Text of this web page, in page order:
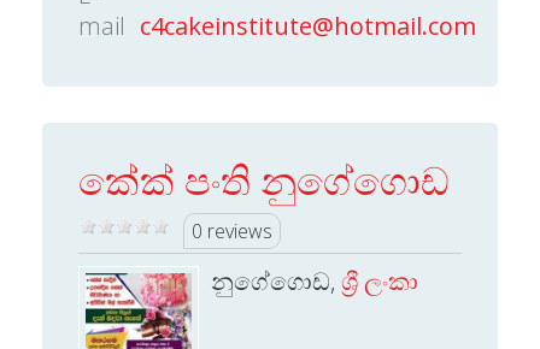
mail c4cakeinstitute@hotmail.com
කේක් පංති නුගේගොඩ
0 reviews
නුගේගොඩ, ශ්‍රී ලංකා